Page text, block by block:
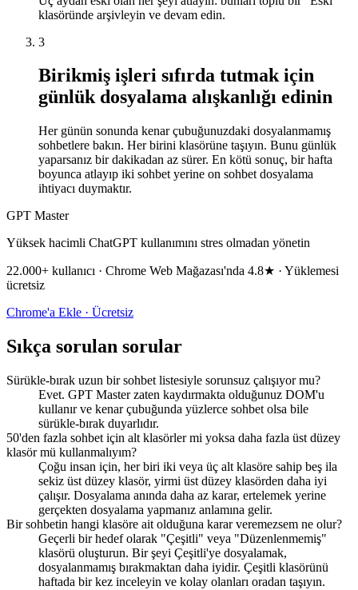
klasöründe arşivleyin ve devam edin.
3
Birikmiş işleri sıfırda tutmak için
günlük dosyalama alışkanlığı edinin
Her günün sonunda kenar çubuğunuzdaki dosyalanmamış
sohbetlere bakın. Her birini klasörüne taşıyın. Bunu günlük
yaparsanız bir dakikadan az sürer. En kötü sonuç, bir hafta
boyunca atlayıp iki sohbet yerine on sohbet dosyalama
ihtiyacı duymaktır.
GPT Master
Yüksek hacimli ChatGPT kullanımını stres olmadan yönetin
22.000+ kullanıcı · Chrome Web Mağazası'nda 4.8★ · Yüklemesi
ücretsiz
Chrome'a Ekle · Ücretsiz
Sıkça sorulan sorular
Sürükle-bırak uzun bir sohbet listesiyle sorunsuz çalışıyor mu?
Evet. GPT Master zaten kaydırmakta olduğunuz DOM'u
kullanır ve kenar çubuğunda yüzlerce sohbet olsa bile
sürükle-bırak duyarlıdır.
50'den fazla sohbet için alt klasörler mi yoksa daha fazla üst düzey
klasör mü kullanmalıyım?
Çoğu insan için, her biri iki veya üç alt klasöre sahip beş ila
sekiz üst düzey klasör, yirmi üst düzey klasörden daha iyi
çalışır. Dosyalama anında daha az karar, ertelemek yerine
gerçekten dosyalama yapmanız anlamına gelir.
Bir sohbetin hangi klasöre ait olduğuna karar veremezsem ne olur?
Geçerli bir hedef olarak "Çeşitli" veya "Düzenlenmemiş"
klasörü oluşturun. Bir şeyi Çeşitli'ye dosyalamak,
dosyalanmamış bırakmaktan daha iyidir. Çeşitli klasörünü
haftada bir kez inceleyin ve kolay olanları oradan taşıyın.